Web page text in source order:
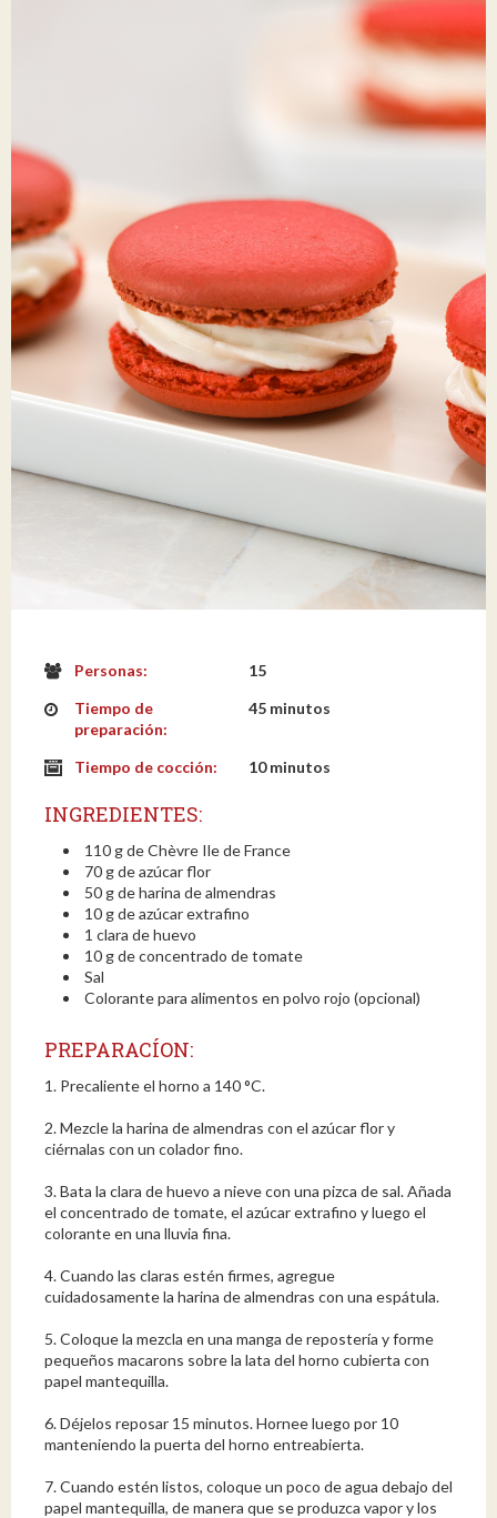
Personas:
15
Tiempo de
preparación:
45 minutos
Tiempo de cocción: 10 minutos
INGREDIENTES:
110 g de Chèvre Ile de France
70 g de azúcar flor
50 g de harina de almendras
10 g de azúcar extrafino
1 clara de huevo
10 g de concentrado de tomate
Sal
Colorante para alimentos en polvo rojo (opcional)
PREPARACÍON:
1. Precaliente el horno a 140 °C.
2. Mezcle la harina de almendras con el azúcar flor y
ciérnalas con un colador fino.
3. Bata la clara de huevo a nieve con una pizca de sal. Añada
el concentrado de tomate, el azúcar extrafino y luego el
colorante en una lluvia fina.
4. Cuando las claras estén firmes, agregue
cuidadosamente la harina de almendras con una espátula.
5. Coloque la mezcla en una manga de repostería y forme
pequeños macarons sobre la lata del horno cubierta con
papel mantequilla.
6. Déjelos reposar 15 minutos. Hornee luego por 10
manteniendo la puerta del horno entreabierta.
7. Cuando estén listos, coloque un poco de agua debajo del
papel mantequilla, de manera que se produzca vapor y los